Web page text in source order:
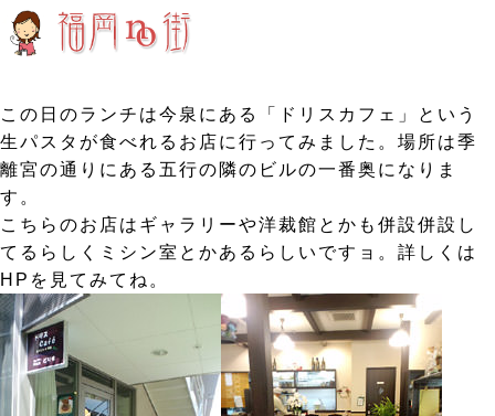
この日のランチは今泉にある「ドリスカフェ」という
生パスタが食べれるお店に行ってみました。場所は季
離宮の通りにある五行の隣のビルの一番奥になりま
す。
こちらのお店はギャラリーや洋裁館とかも併設併設し
てるらしくミシン室とかあるらしいですョ。詳しくは
HPを見てみてね。